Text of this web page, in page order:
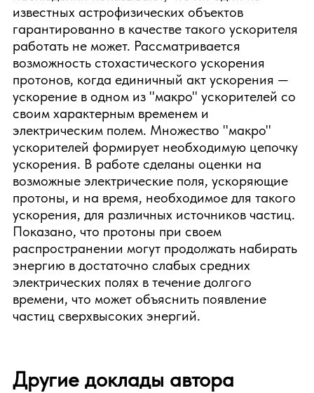
известных астрофизических объектов
гарантированно в качестве такого ускорителя
работать не может. Рассматривается
возможность стохастического ускорения
протонов, когда единичный акт ускорения —
ускорение в одном из "макро" ускорителей со
своим характерным временем и
электрическим полем. Множество "макро"
ускорителей формирует необходимую цепочку
ускорения. В работе сделаны оценки на
возможные электрические поля, ускоряющие
протоны, и на время, необходимое для такого
ускорения, для различных источников частиц.
Показано, что протоны при своем
распространении могут продолжать набирать
энергию в достаточно слабых средних
электрических полях в течение долгого
времени, что может объяснить появление
частиц сверхвысоких энергий.
Другие доклады автора